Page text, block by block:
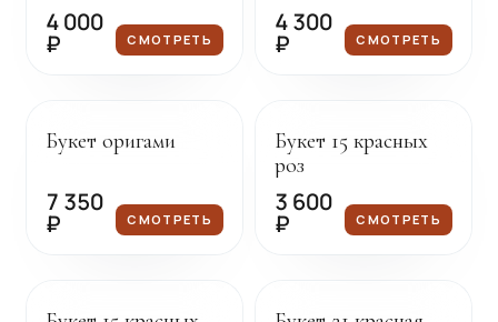
4 000
₽ СМОТРЕТЬ
4 300
₽ СМОТРЕТЬ
Букет оригами
7 350
₽ СМОТРЕТЬ
Букет 15 красных
роз
3 600
₽ СМОТРЕТЬ